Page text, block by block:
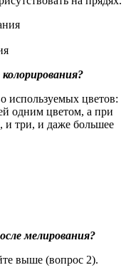
используемых цветов:
одним цветом, а при
и три, и даже большее
мелирования?
выше (вопрос 2).